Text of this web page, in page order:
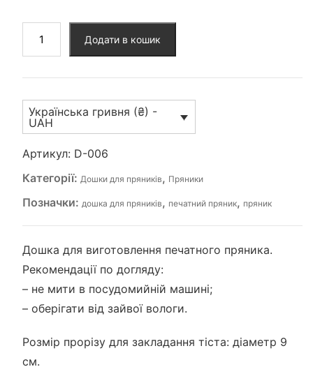
(D-
006)
кількість
Додати в кошик
Українська гривня (₴) -
UAH
Артикул: D-006
Категорії: Дошки для пряників, Пряники
Позначки: дошка для пряників, печатний пряник, пряник
Дошка для виготовлення печатного пряника.
Рекомендації по догляду:
– не мити в посудомийній машині;
– оберігати від зайвої вологи.
Розмір прорізу для закладання тіста: діаметр 9
см.